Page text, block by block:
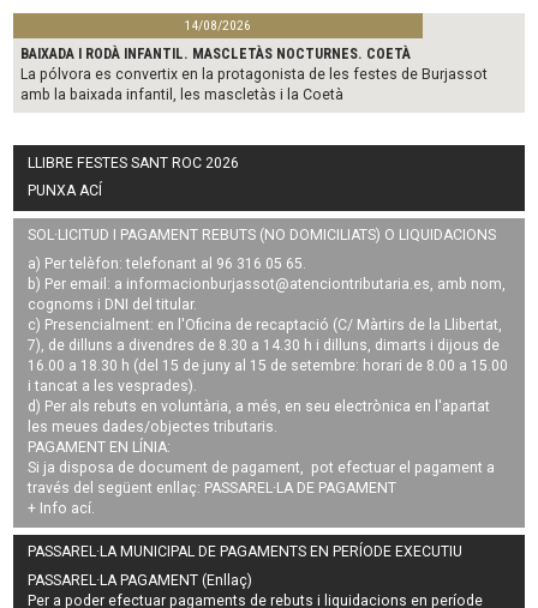
14/08/2026
BAIXADA I RODÀ INFANTIL. MASCLETÀS NOCTURNES. COETÀ
La pólvora es convertix en la protagonista de les festes de Burjassot
amb la baixada infantil, les mascletàs i la Coetà
LLIBRE FESTES SANT ROC 2026
PUNXA ACÍ
SOL·LICITUD I PAGAMENT REBUTS (NO DOMICILIATS) O LIQUIDACIONS
a) Per telèfon: telefonant al 96 316 05 65.
b) Per email: a informacionburjassot@atenciontributaria.es , amb nom,
cognoms i DNI del titular.
c) Presencialment: en l'Oficina de recaptació (C/ Màrtirs de la Llibertat,
7), de dilluns a divendres de 8.30 a 14.30 h i dilluns, dimarts i dijous de
16.00 a 18.30 h (del 15 de juny al 15 de setembre: horari de 8.00 a 15.00
i tancat a les vesprades).
d) Per als rebuts en voluntària, a més, en seu electrònica en l'apartat
les meues dades/objectes tributaris.
PAGAMENT EN LÍNIA:
Si ja disposa de document de pagament, pot efectuar el pagament a
través del següent enllaç: PASSAREL·LA DE PAGAMENT
+ Info ací
PASSAREL·LA MUNICIPAL DE PAGAMENTS EN PERÍODE EXECUTIU
PASSAREL·LA PAGAMENT (Enllaç)
Per a poder efectuar pagaments derebuts i liquidacions en període